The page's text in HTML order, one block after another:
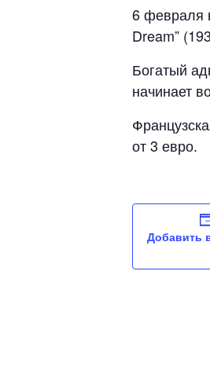
6 февраля
Dream”
Богатый
начинает
от 3 евро.
Добавить